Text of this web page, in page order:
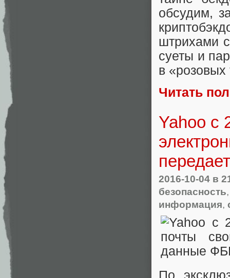
обсудим,
штрихами
суеты и
в
Читать
Yahoo с
2016-10-04 в
безопасность
информация,
По